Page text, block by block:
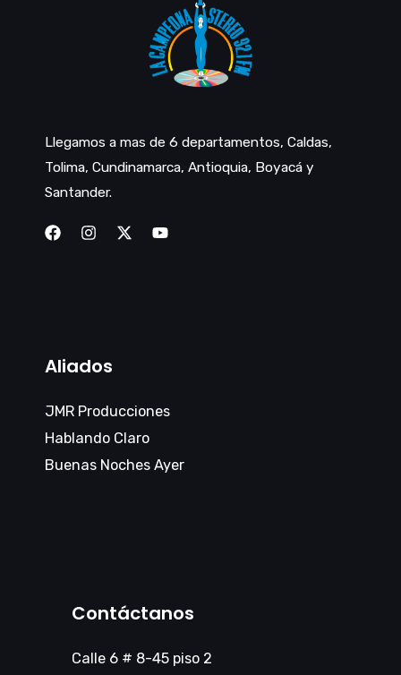
Llegamos a mas de 6 departamentos, Caldas,
Tolima, Cundinamarca, Antioquia, Boyacá y
Santander.
Aliados
JMR Producciones
Hablando Claro
Buenas Noches Ayer
Contáctanos
Calle 6 # 8-45 piso 2